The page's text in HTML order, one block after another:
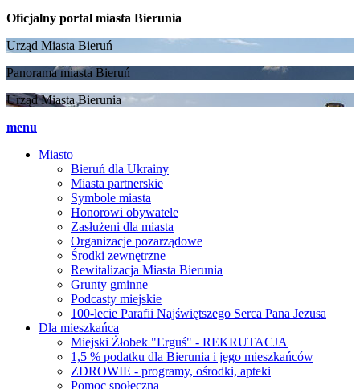
Oficjalny portal miasta Bierunia
Urząd Miasta Bieruń
Panorama miasta Bieruń
Urząd Miasta Bierunia
menu
Miasto
Bieruń dla Ukrainy
Miasta partnerskie
Symbole miasta
Honorowi obywatele
Zasłużeni dla miasta
Organizacje pozarządowe
Środki zewnętrzne
Rewitalizacja Miasta Bierunia
Grunty gminne
Podcasty miejskie
100-lecie Parafii Najświętszego Serca Pana Jezusa
Dla mieszkańca
Miejski Żłobek "Erguś" - REKRUTACJA
1,5 % podatku dla Bierunia i jego mieszkańców
ZDROWIE - programy, ośrodki, apteki
Pomoc społeczna